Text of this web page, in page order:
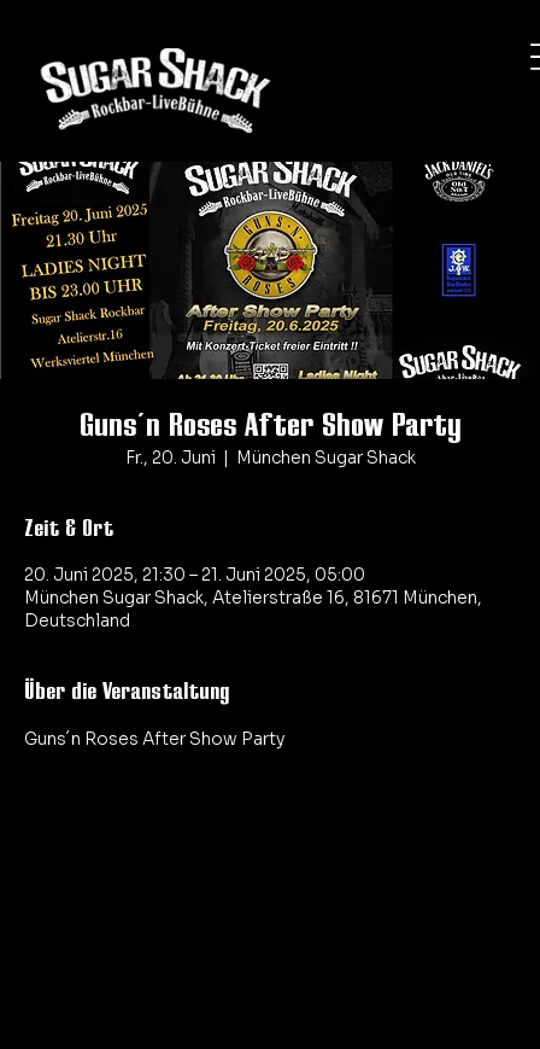
Guns´n Roses After Show Party
Fr., 20. Juni München Sugar Shack
Zeit & Ort
20. Juni 2025, 21:30 – 21. Juni 2025, 05:00
München Sugar Shack, Atelierstraße 16, 81671 München,
Deutschland
Über die Veranstaltung
Guns´n Roses After Show Party